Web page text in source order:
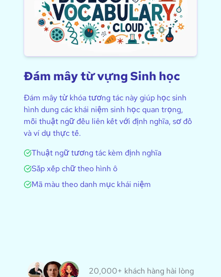
Đám mây từ vựng Sinh học
Đám mây từ khóa tương tác này giúp học sinh
hình dung các khái niệm sinh học quan trọng,
mỗi thuật ngữ đều liên kết với định nghĩa, sơ đồ
và ví dụ thực tế.
Thuật ngữ tương tác kèm định nghĩa
Sắp xếp chữ theo hình ô
Mã màu theo danh mục khái niệm
20,000+ khách hàng hài lòng